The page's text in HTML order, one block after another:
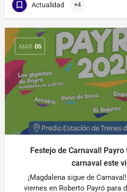
Actualidad +4
MAR 05
Festejo de Carnaval!
carnaval este
¡Magdalena sigue de
viernes en Roberto Payró para